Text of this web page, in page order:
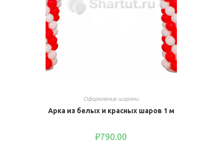
Оформление шарами
Арка из белых и красных шаров 1 м
₽790.00